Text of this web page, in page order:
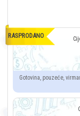
RASPRODANO
Gotovina, pouzeće,